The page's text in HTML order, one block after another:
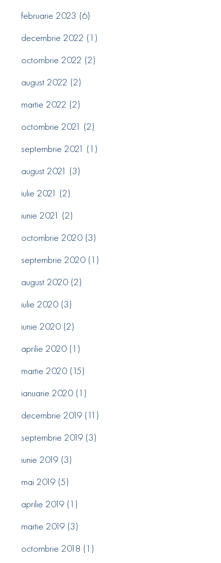
februarie 2023 (6)
decembrie 2022 (1)
octombrie 2022 (2)
august 2022 (2)
martie 2022 (2)
octombrie 2021 (2)
septembrie 2021 (1)
august 2021 (3)
iulie 2021 (2)
iunie 2021 (2)
octombrie 2020(3)
septembrie 2020(1)
august 2020(2)
iulie 2020(3)
iunie 2020(2)
aprilie 2020(1)
martie 2020(15)
ianuarie 2020(1)
decembrie 2019(11)
septembrie 2019(3)
iunie 2019(3)
mai 2019(5)
aprilie 2019(1)
martie 2019(3)
octombrie 2018 (1)